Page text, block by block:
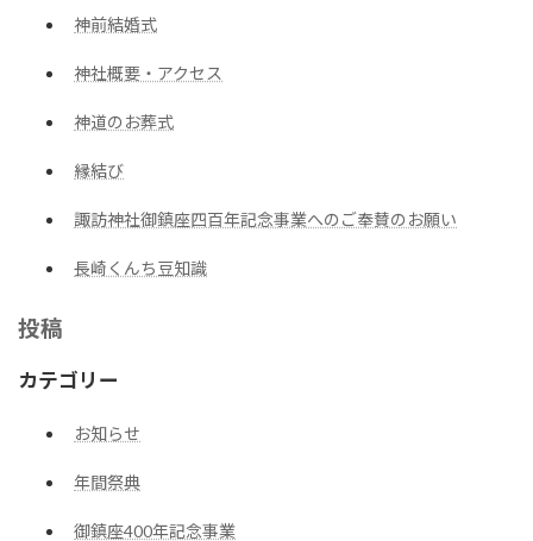
神前結婚式
神社概要・アクセス
神道のお葬式
縁結び
諏訪神社御鎮座四百年記念事業へのご奉賛のお願い
長崎くんち豆知識
投稿
カテゴリー
お知らせ
年間祭典
御鎮座400年記念事業